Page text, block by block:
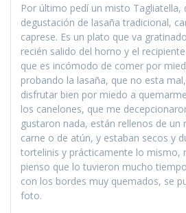
Por último pedí un misto Tagliatella,
degustación de lasaña tradicional,
caprese. Es un plato que va
recién salido del horno y el
que es incómodo de comer por
probando la lasaña, que no esta
disfrutar bien por miedo a
los canelones, que me
gustaron nada, están rellenos de un
carne o de atún, y estaban secos y
tortelinis y prácticamente lo mismo,
pienso que lo tuvieron mucho
con los bordes muy quemados, se
foto.